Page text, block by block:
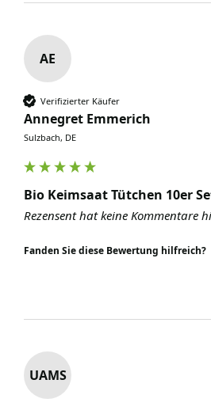
AE
Verifizierter Käufer
Annegret Emmerich
Sulzbach, DE
Bio Keimsaat Tütchen 10er
Rezensent hat keine Kommentare
Fanden Sie diese Bewertung hilfreich?
UAMS